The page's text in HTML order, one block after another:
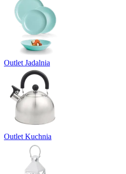
Outlet Jadalnia
Outlet Kuchnia